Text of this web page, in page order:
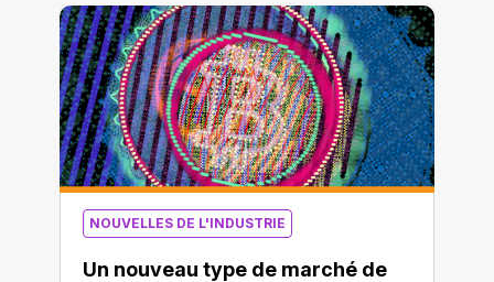
NOUVELLES DE L'INDUSTRIE
Un nouveau type de marché de